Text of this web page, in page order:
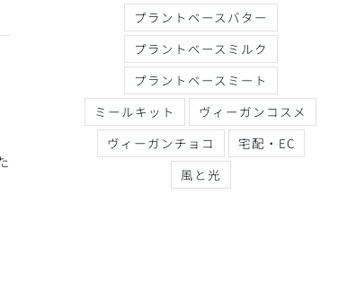
プラントベースバター
プラントベースミルク
プラントベースミート
ミールキット
ヴィーガンコスメ
ヴィーガンチョコ
宅配・EC
風と光